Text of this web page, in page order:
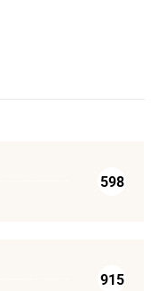
598
915